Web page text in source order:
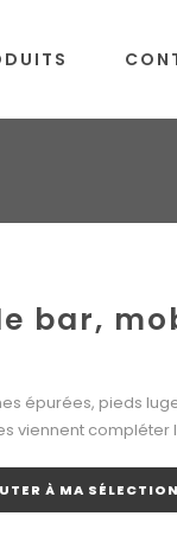
bar,
épurées, pieds
viennent compléter
À MA SÉLECTION